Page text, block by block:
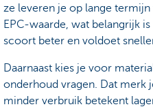
ze leveren je op lange
EPC-waarde, wat belangrijk
scoort beter en voldoet
Daarnaast kies je voor
onderhoud vragen. Dat merk
minder verbruik betekent